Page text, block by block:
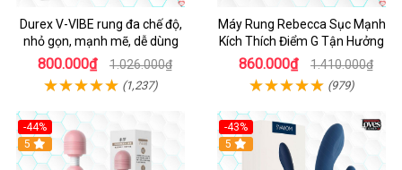
Durex V-VIBE rung đa chế độ,
nhỏ gọn, mạnh mẽ, dễ dùng
800.000₫ 1.026.000₫
(1,237)
Máy Rung Rebecca Sục Mạnh
Kích Thích Điểm G Tận Hưởng
860.000₫ 1.410.000₫
(979)
-44%
Hot
5
-43%
Hot
5